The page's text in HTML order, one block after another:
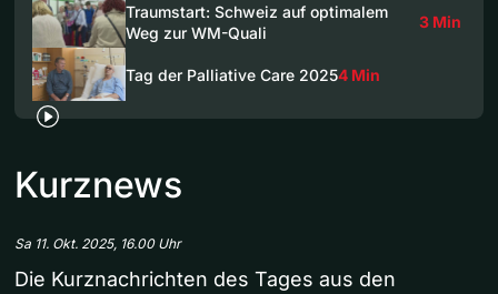
Traumstart: Schweiz auf optimalem
Weg zur WM-Quali
3 Min
Tag der Palliative Care 20254 Min
Kurznews
Sa 11. Okt. 2025, 16.00 Uhr
Die Kurznachrichten des Tages aus den